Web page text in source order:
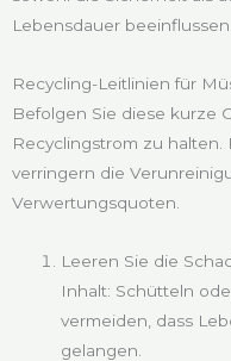
Lebensdauer beeinflussen.
Recycling-Leitlinien für
Befolgen Sie diese kurze
Recyclingstrom zu
verringern die
Verwertungsquoten.
Leeren Sie die
Inhalt: Schütteln
vermeiden, dass
gelangen.